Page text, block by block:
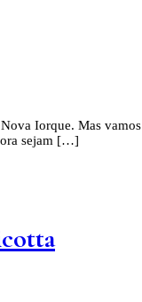
Iorque. Mas
sejam […]